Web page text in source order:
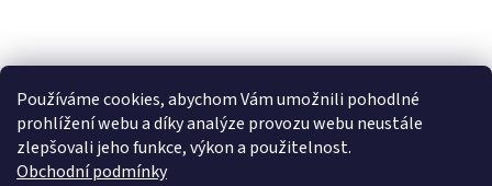
Používáme cookies, abychom Vám umožnili pohodlné
prohlížení webu a díky analýze provozu webu neustále
zlepšovali jeho funkce, výkon a použitelnost.
Obchodní podmínky